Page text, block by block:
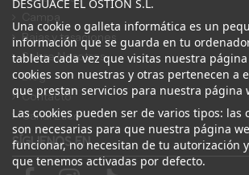
Bajas y tasaciones
Sobre Nosotros
Blog
Contacto
Canal Ético
DESGUACE EL OSTION S.L.
Una cookie o galleta informática es un
información que se guarda en tu
tableta cada vez que visitas nuestra
cookies son nuestras y otras pertenecen a
que prestan servicios para nuestra página
Las cookies pueden ser de varios tipos: las
son necesarias para que nuestra página
funcionar, no necesitan de tu autorización
que tenemos activadas por defecto.
SÍGUENOS EN